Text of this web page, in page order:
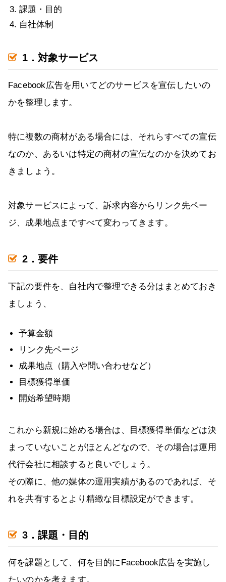
課題・目的
自社体制
1．対象サービス
Facebook広告を用いてどのサービスを宣伝したいの
かを整理します。
特に複数の商材がある場合には、それらすべての宣伝
なのか、あるいは特定の商材の宣伝なのかを決めてお
きましょう。
対象サービスによって、訴求内容からリンク先ペー
ジ、成果地点まですべて変わってきます。
2．要件
下記の要件を、自社内で整理できる分はまとめておき
ましょう、
予算金額
リンク先ページ
成果地点（購入や問い合わせなど）
目標獲得単価
開始希望時期
これから新規に始める場合は、目標獲得単価などは決
まっていないことがほとんどなので、その場合は運用
代行会社に相談すると良いでしょう。
その際に、他の媒体の運用実績があるのであれば、そ
れを共有するとより精緻な目標設定ができます。
3．課題・目的
何を課題として、何を目的にFacebook広告を実施し
たいのかを考えます。